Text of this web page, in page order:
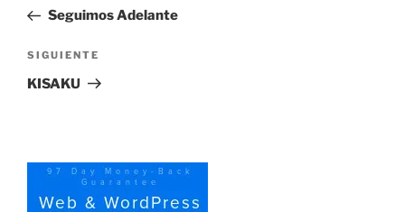
entradas
anterior:
Seguimos Adelante
Siguiente
entrada
SIGUIENTE
KISAKU